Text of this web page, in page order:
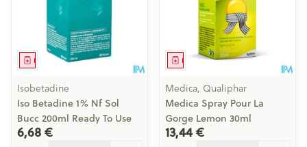
Médicament
Isobetadine
Iso Betadine 1% Nf Sol
Bucc 200ml Ready To Use
6,68 €
Médicament
Medica, Qualiphar
Medica Spray Pour La
Gorge Lemon 30ml
13,44 €